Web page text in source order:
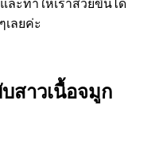
ละทำให้เราสวยขึ้นได้
ลยค่ะ
สาวเนื้อจมูก